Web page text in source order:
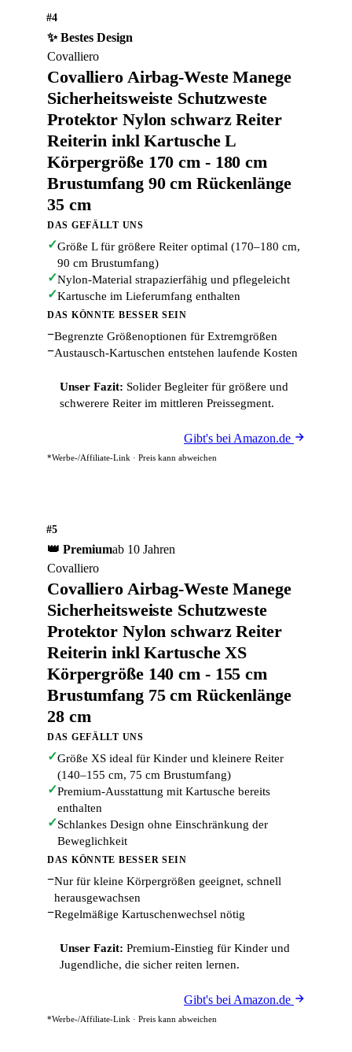
#4
✨ Bestes Design
Covalliero
Covalliero Airbag-Weste Manege
Sicherheitsweiste Schutzweste
Protektor Nylon schwarz Reiter
Reiterin inkl Kartusche L
Körpergröße 170 cm - 180 cm
Brustumfang 90 cm Rückenlänge
35 cm
DAS GEFÄLLT UNS
✓Größe L für größere Reiter optimal (170–180 cm,
90 cm Brustumfang)
✓Nylon-Material strapazierfähig und pflegeleicht
✓Kartusche im Lieferumfang enthalten
DAS KÖNNTE BESSER SEIN
−Begrenzte Größenoptionen für Extremgrößen
−Austausch-Kartuschen entstehen laufende Kosten
Unser Fazit: Solider Begleiter für größere und
schwerere Reiter im mittleren Preissegment.
Gibt's bei Amazon.de
*Werbe-/Affiliate-Link · Preis kann abweichen
#5
👑 Premiumab 10 Jahren
Covalliero
Covalliero Airbag-Weste Manege
Sicherheitsweiste Schutzweste
Protektor Nylon schwarz Reiter
Reiterin inkl Kartusche XS
Körpergröße 140 cm - 155 cm
Brustumfang 75 cm Rückenlänge
28 cm
DAS GEFÄLLT UNS
✓Größe XS ideal für Kinder und kleinere Reiter
(140–155 cm, 75 cm Brustumfang)
✓Premium-Ausstattung mit Kartusche bereits
enthalten
✓Schlankes Design ohne Einschränkung der
Beweglichkeit
DAS KÖNNTE BESSER SEIN
−Nur für kleine Körpergrößen geeignet, schnell
herausgewachsen
−Regelmäßige Kartuschenwechsel nötig
Unser Fazit: Premium-Einstieg für Kinder und
Jugendliche, die sicher reiten lernen.
Gibt's bei Amazon.de
*Werbe-/Affiliate-Link · Preis kann abweichen